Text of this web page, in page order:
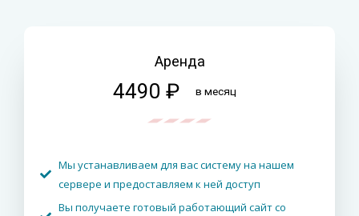
Аренда
4490 ₽ в месяц
Мы устанавливаем для вас систему на нашем
сервере и предоставляем к ней доступ
Вы получаете готовый работающий сайт со